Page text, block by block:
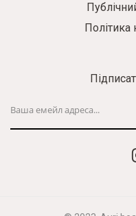
Політика